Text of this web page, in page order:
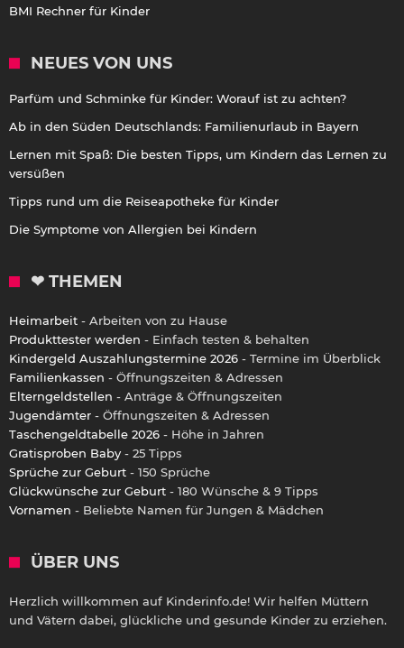
BMI Rechner für Kinder
NEUES VON UNS
Parfüm und Schminke für Kinder: Worauf ist zu achten?
Ab in den Süden Deutschlands: Familienurlaub in Bayern
Lernen mit Spaß: Die besten Tipps, um Kindern das Lernen zu
versüßen
Tipps rund um die Reiseapotheke für Kinder
Die Symptome von Allergien bei Kindern
❤ THEMEN
Heimarbeit - Arbeiten von zu Hause
Produkttester werden - Einfach testen & behalten
Kindergeld Auszahlungstermine 2026 - Termine im Überblick
Familienkassen - Öffnungszeiten & Adressen
Elterngeldstellen - Anträge & Öffnungszeiten
Jugendämter - Öffnungszeiten & Adressen
Taschengeldtabelle 2026 - Höhe in Jahren
Gratisproben Baby - 25 Tipps
Sprüche zur Geburt - 150 Sprüche
Glückwünsche zur Geburt - 180 Wünsche & 9 Tipps
Vornamen - Beliebte Namen für Jungen & Mädchen
ÜBER UNS
Herzlich willkommen auf Kinderinfo.de! Wir helfen Müttern
und Vätern dabei, glückliche und gesunde Kinder zu erziehen.